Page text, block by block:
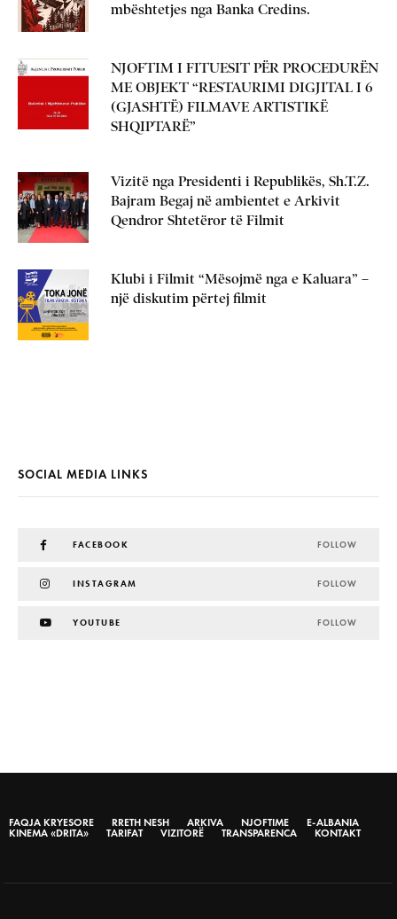
mbështetjes nga Banka Credins.
NJOFTIM I FITUESIT PËR PROCEDURËN
ME OBJEKT “RESTAURIMI DIGJITAL I 6
(GJASHTË) FILMAVE ARTISTIKË
SHQIPTARË”
Vizitë nga Presidenti i Republikës, Sh.T.Z.
Bajram Begaj në ambientet e Arkivit
Qendror Shtetëror të Filmit
Klubi i Filmit “Mësojmë nga e Kaluara” –
një diskutim përtej filmit
SOCIAL MEDIA LINKS
FACEBOOK FOLLOW
INSTAGRAM FOLLOW
YOUTUBE FOLLOW
FAQJA KRYESORE RRETH NESH ARKIVA NJOFTIME
E-ALBANIA
KINEMA «DRITA»
TARIFAT VIZITORË TRANSPARENCA KONTAKT